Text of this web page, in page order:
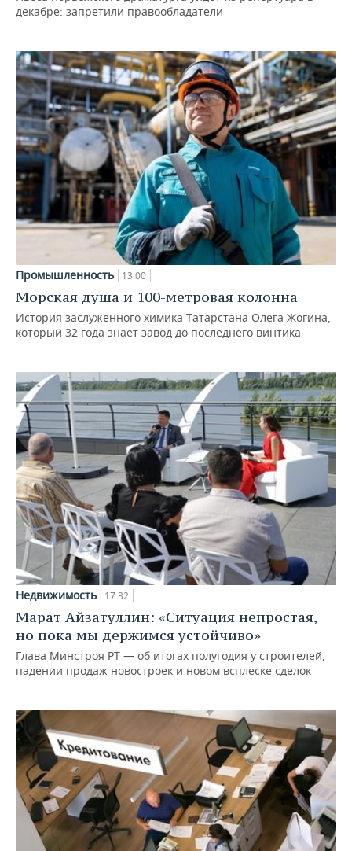
декабре: запретили правообладатели
Промышленность 13:00
Морская душа и 100-метровая колонна
История заслуженного химика Татарстана Олега Жогина,
который 32 года знает завод до последнего винтика
Недвижимость 17:32
Марат Айзатуллин: «Ситуация непростая,
но пока мы держимся устойчиво»
Глава Минстроя РТ — об итогах полугодия у строителей,
падении продаж новостроек и новом всплеске сделок